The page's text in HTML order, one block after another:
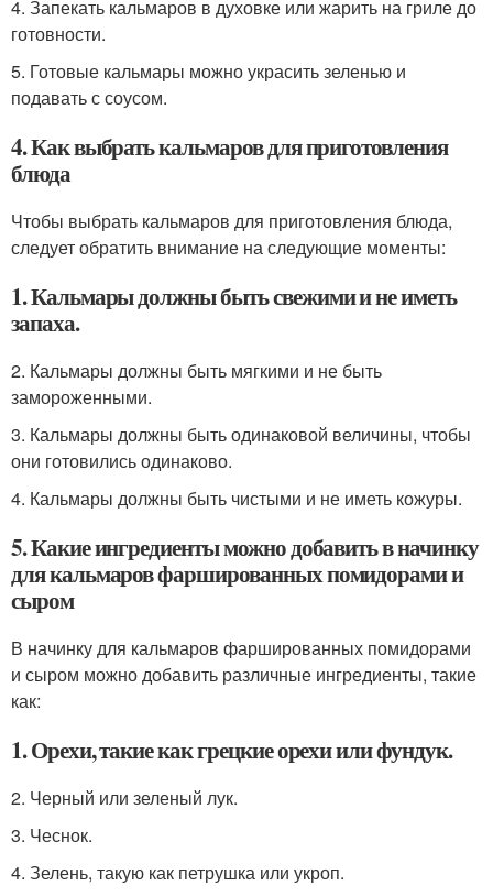
4. Запекать кальмаров в духовке или жарить на гриле до
готовности.
5. Готовые кальмары можно украсить зеленью и
подавать с соусом.
4. Как выбрать кальмаров для приготовления
блюда
Чтобы выбрать кальмаров для приготовления блюда,
следует обратить внимание на следующие моменты:
1. Кальмары должны быть свежими и не иметь
запаха.
2. Кальмары должны быть мягкими и не быть
замороженными.
3. Кальмары должны быть одинаковой величины, чтобы
они готовились одинаково.
4. Кальмары должны быть чистыми и не иметь кожуры.
5. Какие ингредиенты можно добавить в начинку
для кальмаров фаршированных помидорами и
сыром
В начинку для кальмаров фаршированных помидорами
и сыром можно добавить различные ингредиенты, такие
как:
1. Орехи, такие как грецкие орехи или фундук.
2. Черный или зеленый лук.
3. Чеснок.
4. Зелень, такую как петрушка или укроп.